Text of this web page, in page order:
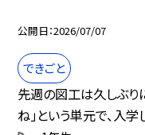
公開日 2026/07/07
できごと
先週の図工は久しぶり
ね」という単元で、入学